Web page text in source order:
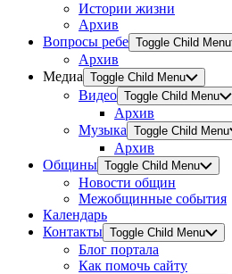
Истории жизни
Архив
Вопросы ребе Toggle Child Menu
Архив
Медиа Toggle Child Menu
Видео Toggle Child Menu
Архив
Музыка Toggle Child Menu
Архив
Общины Toggle Child Menu
Новости общин
Межобщинные события
Календарь
Контакты Toggle Child Menu
Блог портала
Как помочь сайту